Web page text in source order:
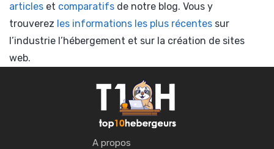
articles et comparatifs de notre blog. Vous y
trouverez les informations les plus récentes sur
l’industrie l’hébergement et sur la création de sites
web.
A propos